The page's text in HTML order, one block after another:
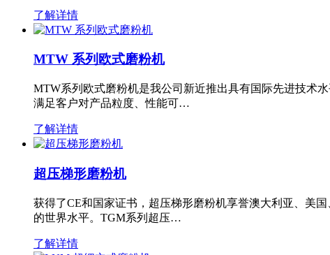
了解详情
MTW 系列欧式磨粉机
MTW系列欧式磨粉机是我公司新近推出具有国际先进技术
满足客户对产品粒度、性能可…
了解详情
超压梯形磨粉机
获得了CE和国家证书，超压梯形磨粉机享誉澳大利亚、美
的世界水平。TGM系列超压…
了解详情